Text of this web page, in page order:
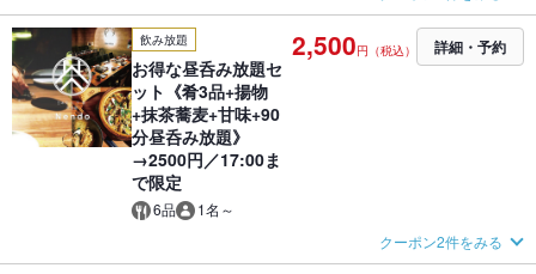
飲み放題
お得な昼呑み放題セ
ット《肴3品+揚物
+抹茶蕎麦+甘味+90
分昼呑み放題》
→2500円／17:00ま
で限定
6品 1名～
2,500円（税込） 詳細・予約
クーポン2件をみる